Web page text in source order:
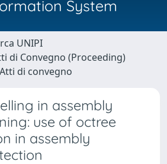
System
UNIPI
di Convegno (Proceeding)
di convegno
in assembly
use of octree
in assembly